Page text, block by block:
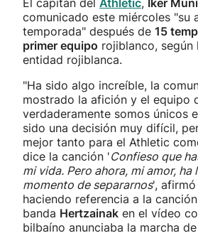
El capitán del Athletic, Iker
comunicado este miércoles "su
temporada" después de 15
primer equipo rojiblanco, según
entidad rojiblanca.
"Ha sido algo increíble, la
mostrado la afición y el equipo
verdaderamente somos únicos
sido una decisión muy difícil,
mejor tanto para el Athletic
dice la canción 'Confieso que
mi vida. Pero ahora, mi amor, ha
momento de separarnos', afirmó
haciendo referencia a la canción
banda Hertzainak en el vídeo
bilbaíno anunciaba la marcha